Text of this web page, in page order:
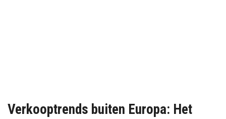
Verkooptrends buiten Europa: Het